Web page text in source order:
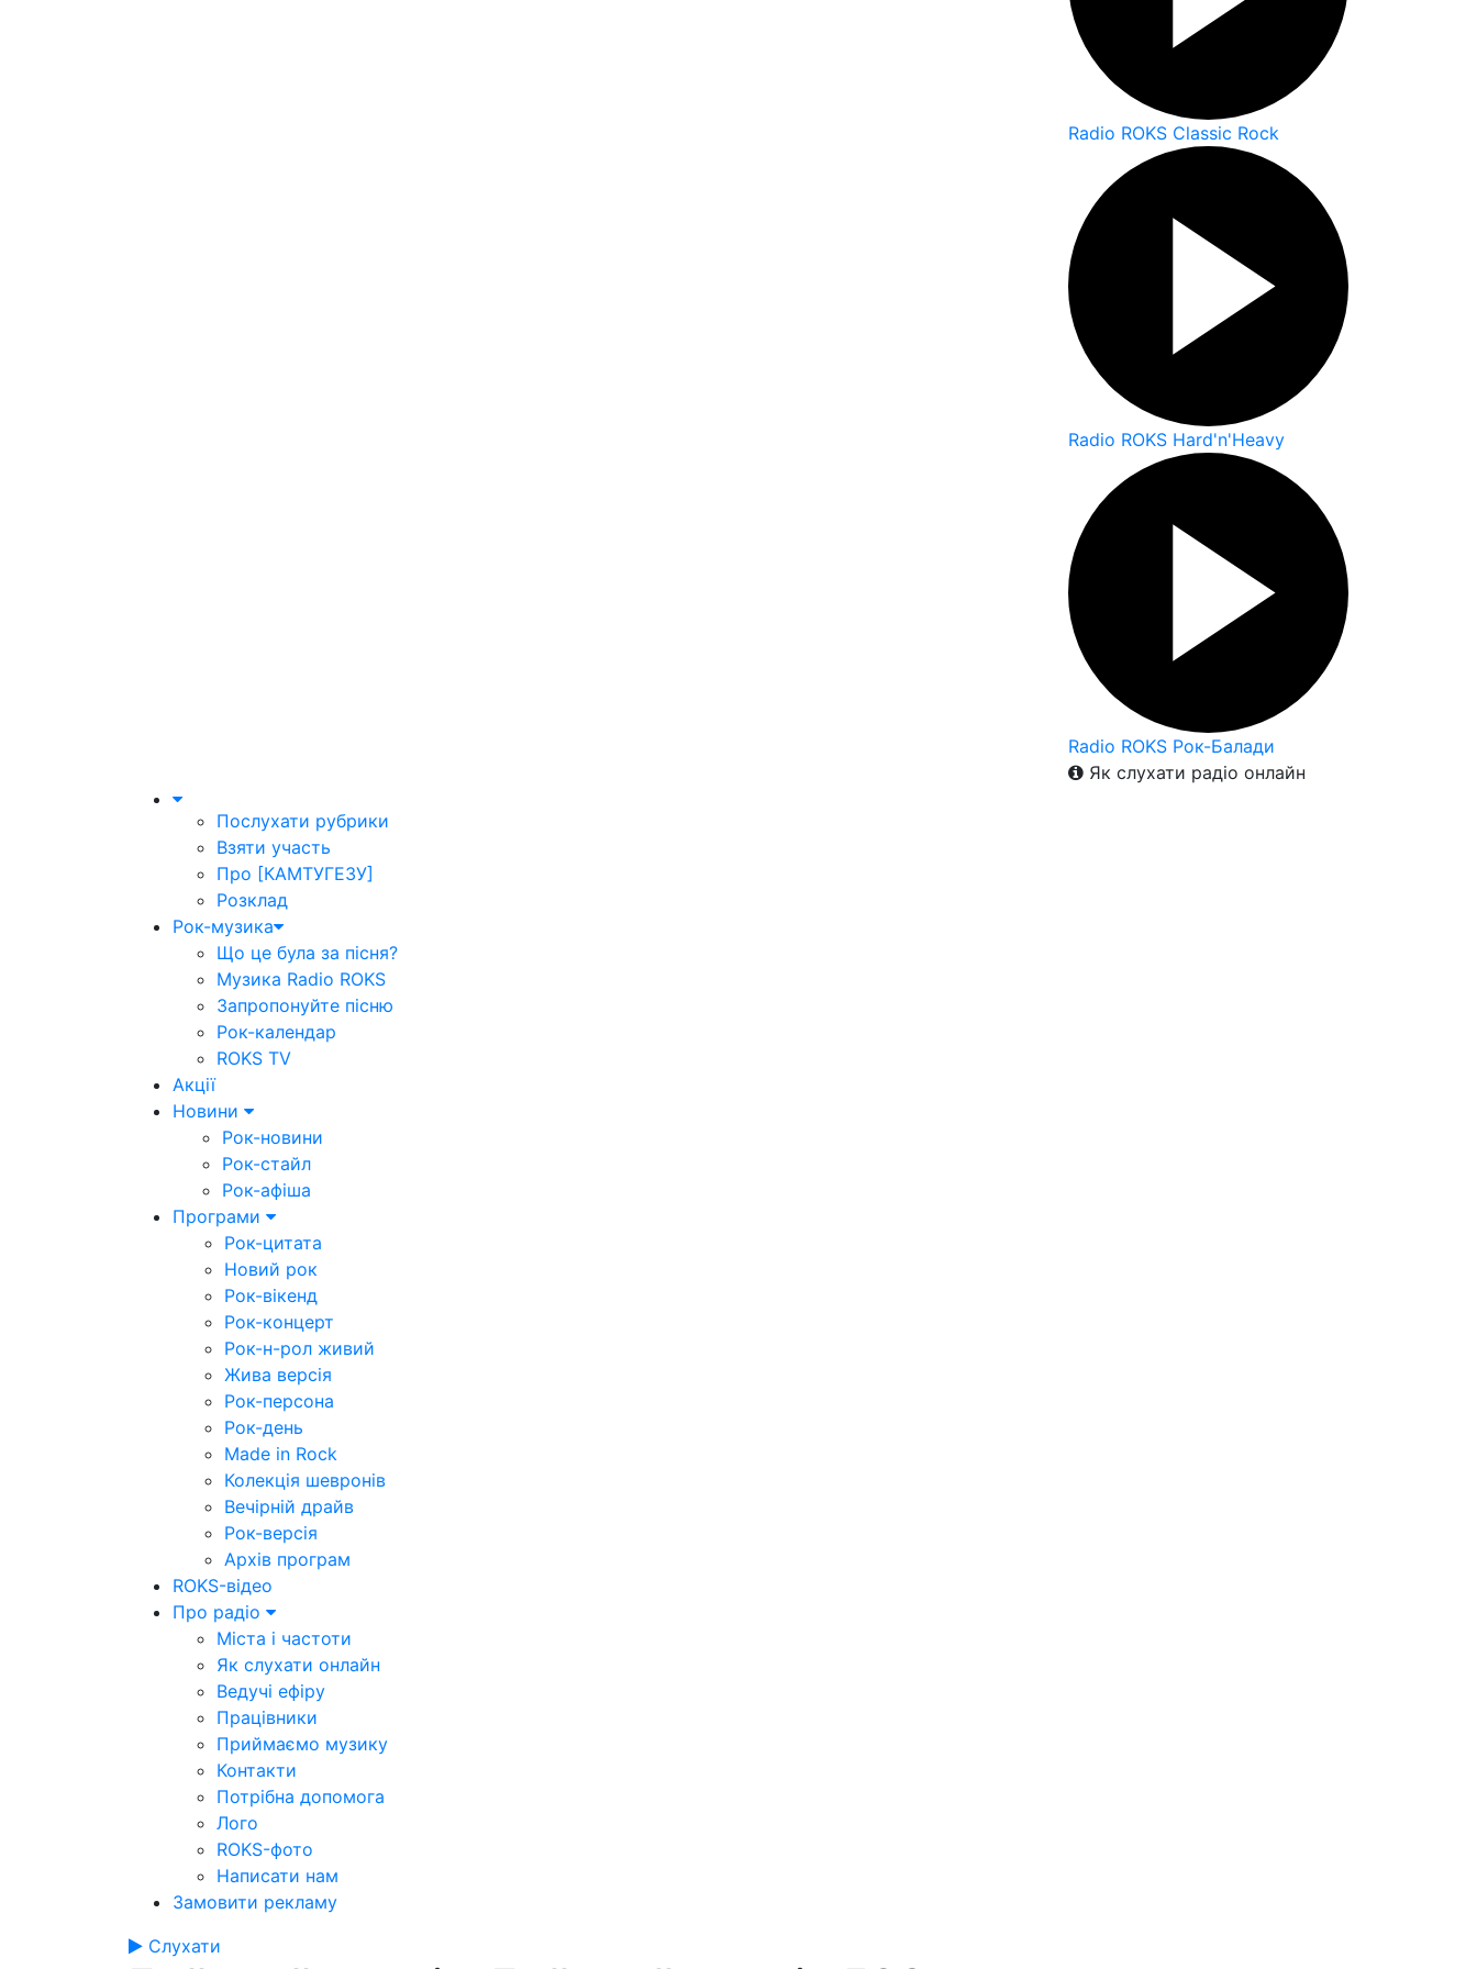
Radio ROKS Classic Rock
Radio ROKS Hard'n'Heavy
Radio ROKS Рок-Балади
Як слухати радіо онлайн
Послухати рубрики
Взяти участь
Про [КАМТУГЕЗУ]
Розклад
Рок-музика
Що це була за пісня?
Музика Radio ROKS
Запропонуйте пісню
Рок-календар
ROKS TV
Акції
Новини
Рок-новини
Рок-стайл
Рок-афіша
Програми
Рок-цитата
Новий рок
Рок-вікенд
Рок-концерт
Рок-н-рол живий
Жива версія
Рок-персона
Рок-день
Made in Rock
Колекція шевронів
Вечірній драйв
Рок-версія
Архів програм
ROKS-відео
Про радіо
Міста і частоти
Як слухати онлайн
Ведучі ефіру
Працівники
Приймаємо музику
Контакти
Потрібна допомога
Лого
ROKS-фото
Написати нам
Замовити рекламу
Слухати